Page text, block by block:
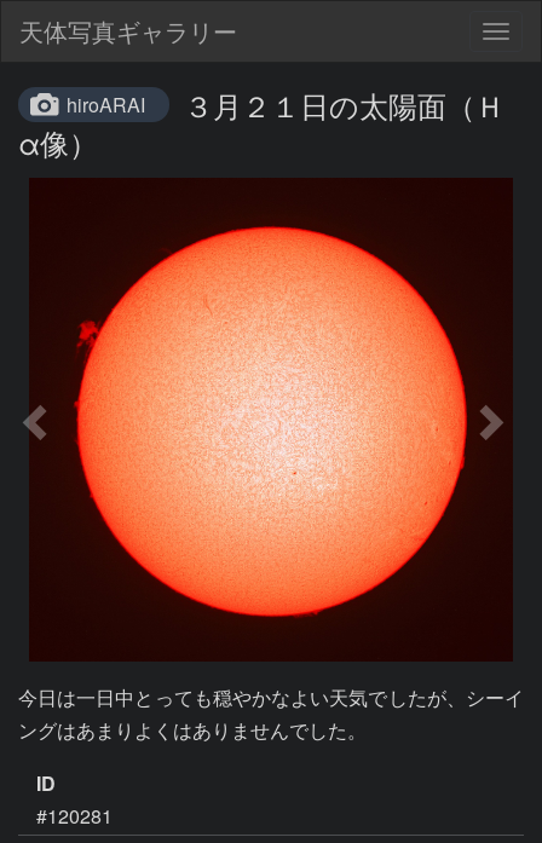
天体写真ギャラリー
hiroARAI
３月２１日の太陽面（Ｈ
α像）
今日は一日中とっても穏やかなよい天気でしたが、シーイ
ングはあまりよくはありませんでした。
ID
#120281